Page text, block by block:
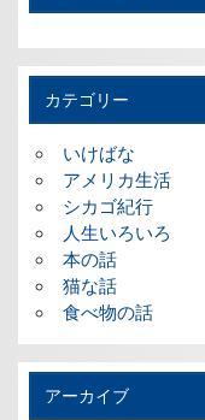
カテゴリー
いけばな
アメリカ生活
シカゴ紀行
人生いろいろ
本の話
猫な話
食べ物の話
アーカイブ